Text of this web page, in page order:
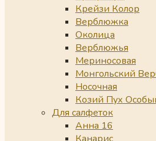
Крейзи Колор
Верблюжка
Околица
Верблюжья
Мериносовая
Монгольский
Носочная
Козий Пух
Для салфеток
Анна 16